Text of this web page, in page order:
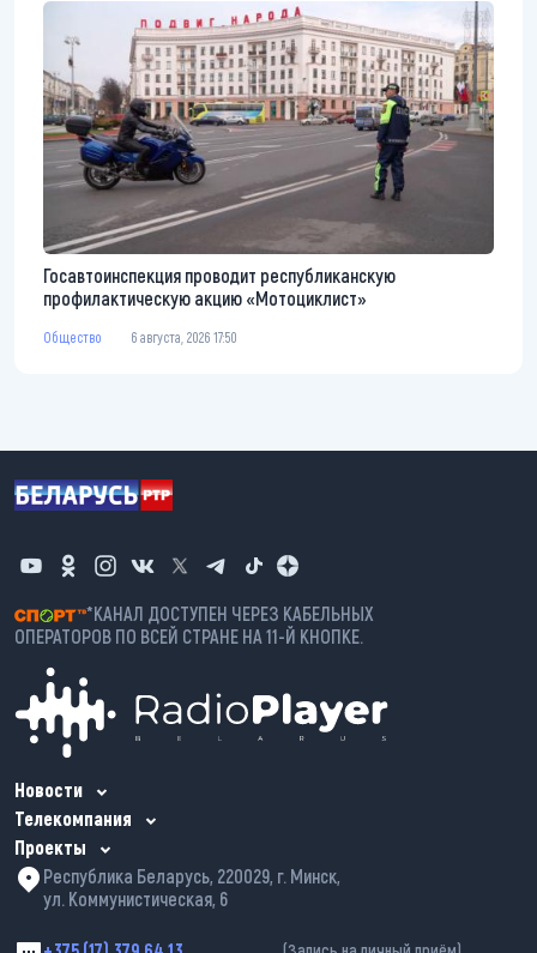
Госавтоинспекция проводит республиканскую
профилактическую акцию «Мотоциклист»
Общество 6 августа, 2026 17:50
*КАНАЛ ДОСТУПЕН ЧЕРЕЗ КАБЕЛЬНЫХ
ОПЕРАТОРОВ ПО ВСЕЙ СТРАНЕ НА 11-Й КНОПКЕ.
Новости
Телекомпания
Проекты
Республика Беларусь, 220029, г. Минск,
ул. Коммунистическая, 6